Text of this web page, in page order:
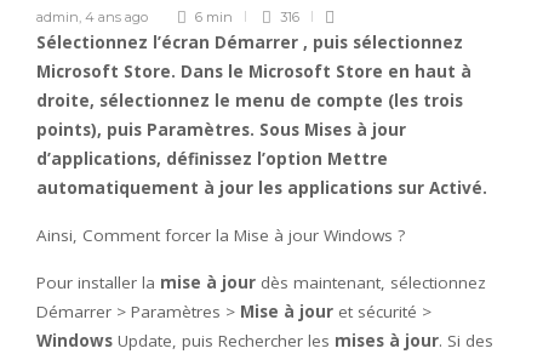
admin, 4 ans ago 6 min 316
Sélectionnez l’écran Démarrer , puis sélectionnez
Microsoft Store. Dans le Microsoft Store en haut à
droite, sélectionnez le menu de compte (les trois
points), puis Paramètres. Sous Mises à jour
d’applications, définissez l’option Mettre
automatiquement à jour les applications sur Activé.
Ainsi, Comment forcer la Mise à jour Windows ?
Pour installer la mise à jour dès maintenant, sélectionnez
Démarrer > Paramètres > Mise à jour et sécurité >
Windows Update, puis Rechercher les mises à jour. Si des